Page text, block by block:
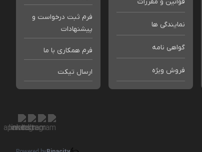
نمایندگی ها
گواهی نامه
فروش ویژه
فرم ثبت درخواست و
پیشنهادات
فرم همکاری با ما
ارسال تیکت